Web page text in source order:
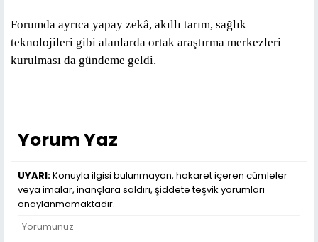
Forumda ayrıca yapay zekâ, akıllı tarım, sağlık
teknolojileri gibi alanlarda ortak araştırma merkezleri
kurulması da gündeme geldi.
Yorum Yaz
UYARI:Konuyla ilgisi bulunmayan, hakaret içeren cümleler
veya imalar, inançlara saldırı, şiddete teşvik yorumları
onaylanmamaktadır.